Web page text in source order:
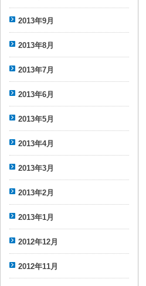
2013年9月
2013年8月
2013年7月
2013年6月
2013年5月
2013年4月
2013年3月
2013年2月
2013年1月
2012年12月
2012年11月